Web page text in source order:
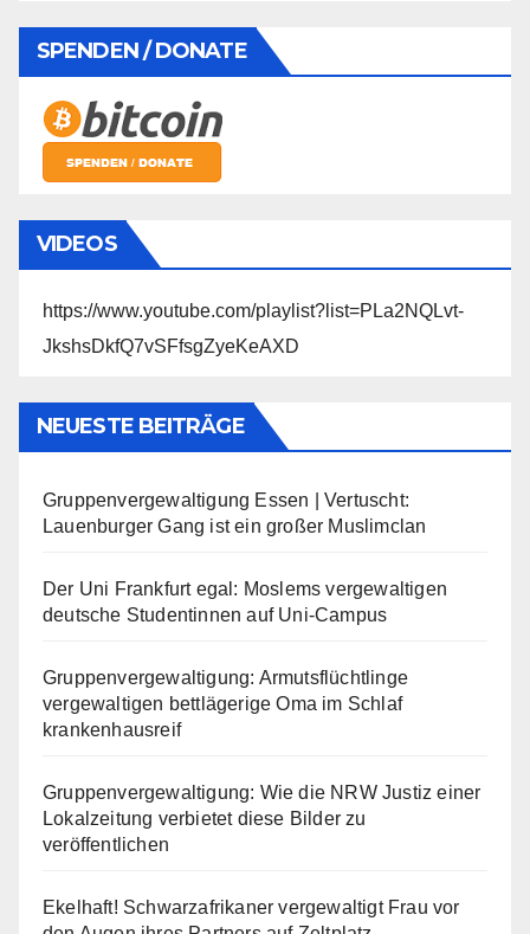
SPENDEN / DONATE
VIDEOS
https://www.youtube.com/playlist?list=PLa2NQLvt-
JkshsDkfQ7vSFfsgZyeKeAXD
NEUESTE BEITRÄGE
Gruppenvergewaltigung Essen | Vertuscht:
Lauenburger Gang ist ein großer Muslimclan
Der Uni Frankfurt egal: Moslems vergewaltigen
deutsche Studentinnen auf Uni-Campus
Gruppenvergewaltigung: Armutsflüchtlinge
vergewaltigen bettlägerige Oma im Schlaf
krankenhausreif
Gruppenvergewaltigung: Wie die NRW Justiz einer
Lokalzeitung verbietet diese Bilder zu
veröffentlichen
Ekelhaft! Schwarzafrikaner vergewaltigt Frau vor